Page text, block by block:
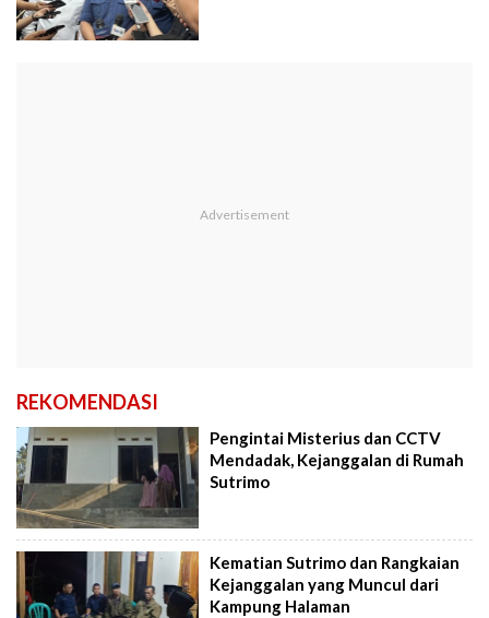
REKOMENDASI
Pengintai Misterius dan CCTV
Mendadak, Kejanggalan di Rumah
Sutrimo
Kematian Sutrimo dan Rangkaian
Kejanggalan yang Muncul dari
Kampung Halaman